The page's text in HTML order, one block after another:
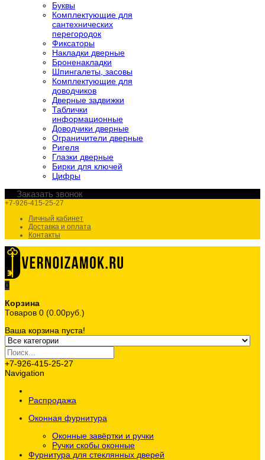
Буквы
Комплектующие для
сантехнических
перегородок
Фиксаторы
Накладки дверные
Броненакладки
Шпингалеты, засовы
Комплектующие для
доводчиков
Дверные задвижки
Таблички
информационные
Доводчики дверные
Ограничители дверные
Ригеля
Глазки дверные
Бирки для ключей
Цифры
Заказать звонок
+7-926-415-25-27
Личный кабинет
Доставка и оплата
Контакты
0
Корзина
Товаров 0 (0.00руб.)
Ваша корзина пуста!
+7-926-415-25-27
Navigation
Распродажа
Оконная фурнитура
Оконные завёртки и ручки
Ручки скобы оконные
Фурнитура для стеклянных дверей